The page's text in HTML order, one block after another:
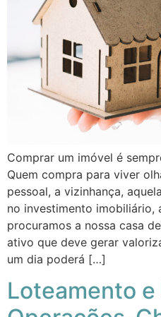
Comprar um imóvel é
Quem compra para viver
pessoal, a vizinhança,
no investimento imobiliário,
procuramos a nossa casa
ativo que deve gerar
um dia poderá […]
Loteamento